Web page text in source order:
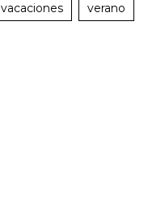
vacaciones verano